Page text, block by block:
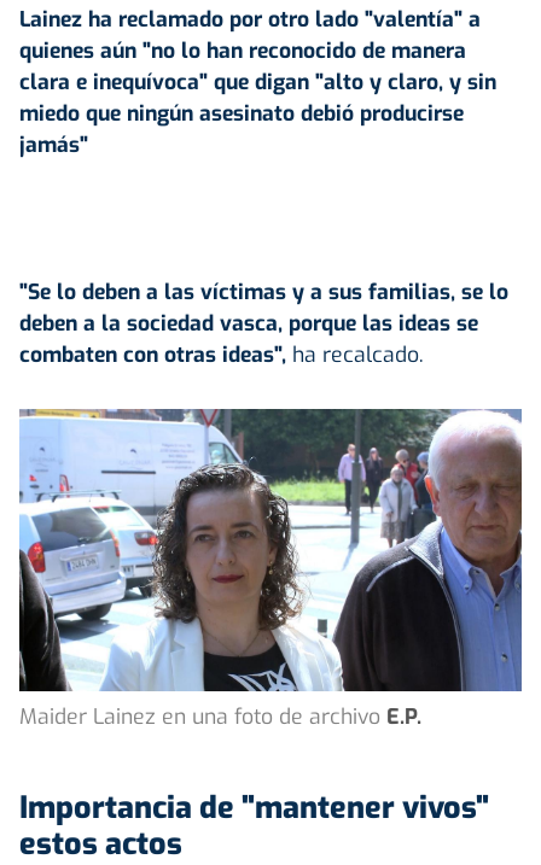
Lainez ha reclamado por otro lado "valentía" a
quienes aún "no lo han reconocido de manera
clara e inequívoca" que digan "alto y claro, y sin
miedo que ningún asesinato debió producirse
jamás"
"Se lo deben a las víctimas y a sus familias, se lo
deben a la sociedad vasca, porque las ideas se
combaten con otras ideas", ha recalcado.
Maider Lainez en una foto de archivo E.P.
Importancia de "mantener vivos"
estos actos